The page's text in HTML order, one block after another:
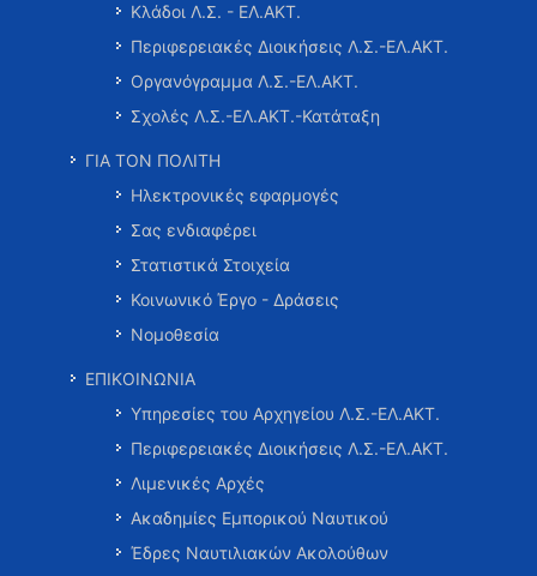
Κλάδοι Λ.Σ. - ΕΛ.ΑΚΤ.
Περιφερειακές Διοικήσεις Λ.Σ.-ΕΛ.ΑΚΤ.
Οργανόγραμμα Λ.Σ.-ΕΛ.ΑΚΤ.
Σχολές Λ.Σ.-ΕΛ.ΑΚΤ.-Κατάταξη
ΓΙΑ ΤΟΝ ΠΟΛΙΤΗ
Ηλεκτρονικές εφαρμογές
Σας ενδιαφέρει
Στατιστικά Στοιχεία
Κοινωνικό Έργο - Δράσεις
Νομοθεσία
ΕΠΙΚΟΙΝΩΝΙΑ
Υπηρεσίες του Αρχηγείου Λ.Σ.-ΕΛ.ΑΚΤ.
Περιφερειακές Διοικήσεις Λ.Σ.-ΕΛ.ΑΚΤ.
Λιμενικές Αρχές
Ακαδημίες Εμπορικού Ναυτικού
Έδρες Ναυτιλιακών Ακολούθων